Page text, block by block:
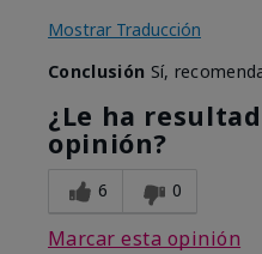
Mostrar Traducción
Conclusión Sí,
¿Le ha
opinión?
6 0
Marcar esta opinión